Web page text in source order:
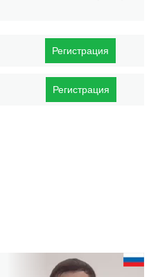
Регистрация
Регистрация